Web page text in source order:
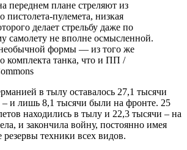
переднем плане стреляют из
пистолета-пулемета, низкая
делает стрельбу даже по
самолету не вполне осмысленной.
формы — из того же
комплекта танка, что и ПП /
в тылу оставалось 27,1 тысячи
– и лишь 8,1 тысячи были на фронте. 25
находились в тылу и 22,3 тысячи – на
и закончила войну, постоянно имея
техники всех видов.